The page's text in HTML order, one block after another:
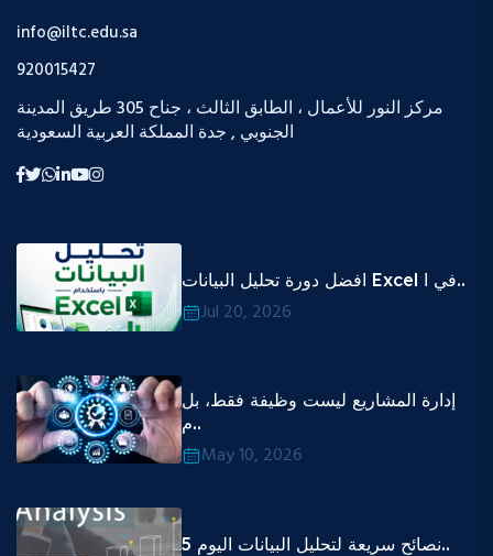
info@iltc.edu.sa
920015427
مركز النور للأعمال ، الطابق الثالث ، جناح 305 طريق المدينة
الجنوبي , جدة المملكة العربية السعودية
افضل دورة تحليل البيانات Excel في ا..
Jul 20, 2026
إدارة المشاريع ليست وظيفة فقط، بل
م..
May 10, 2026
5 نصائح سريعة لتحليل البيانات اليوم..